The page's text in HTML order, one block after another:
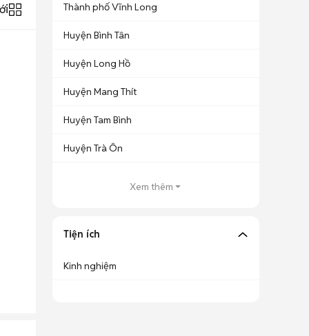
Thành phố Vĩnh Long
Huyện Bình Tân
Huyện Long Hồ
Huyện Mang Thít
Huyện Tam Bình
Huyện Trà Ôn
Xem thêm
Tiện ích
Kinh nghiệm